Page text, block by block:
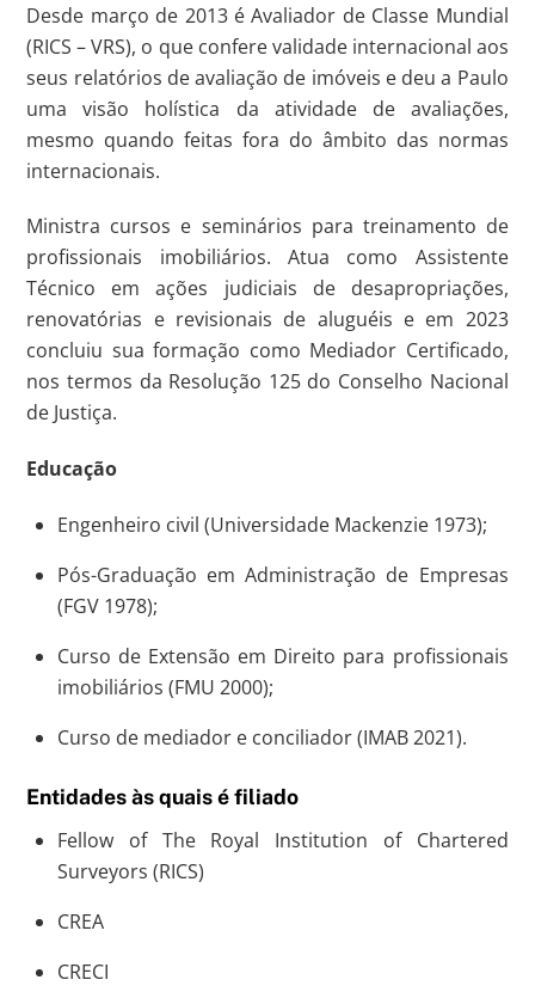
Desde março de 2013 é Avaliador de Classe Mundial
(RICS – VRS), o que confere validade internacional aos
seus relatórios de avaliação de imóveis e deu a Paulo
uma visão holística da atividade de avaliações,
mesmo quando feitas fora do âmbito das normas
internacionais.
Ministra cursos e seminários para treinamento de
profissionais imobiliários. Atua como Assistente
Técnico em ações judiciais de desapropriações,
renovatórias e revisionais de aluguéis e em 2023
concluiu sua formação como Mediador Certificado,
nos termos da Resolução 125 do Conselho Nacional
de Justiça.
Educação
Engenheiro civil (Universidade Mackenzie 1973);
Pós-Graduação em Administração de Empresas
(FGV 1978);
Curso de Extensão em Direito para profissionais
imobiliários (FMU 2000);
Curso de mediador e conciliador (IMAB 2021).
Entidades às quais é filiado
Fellow of The Royal Institution of Chartered
Surveyors (RICS)
CREA
CRECI